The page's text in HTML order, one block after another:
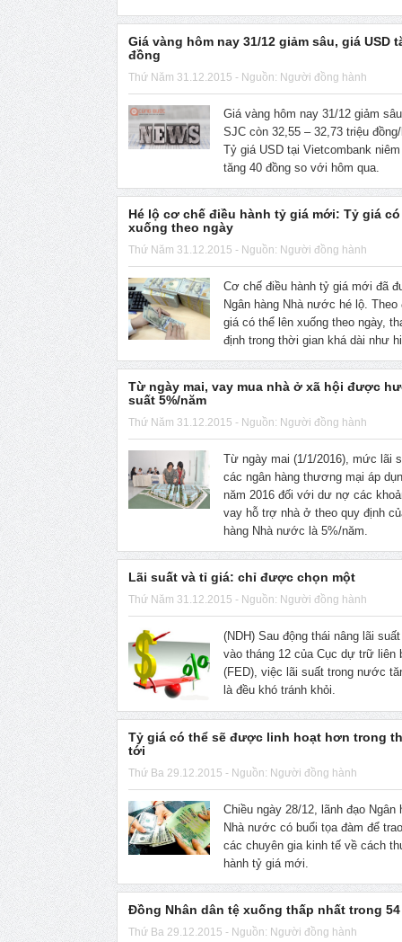
Giá vàng hôm nay 31/12 giảm sâu, giá USD
đồng
Thứ Năm 31.12.2015 - Nguồn: Người đồng hành
Giá vàng hôm nay 31/12 giảm
SJC còn 32,55 – 32,73 triệu
Tỷ giá USD tại Vietcombank
tăng 40 đồng so với hôm qua.
Hé lộ cơ chế điều hành tỷ giá mới: Tỷ giá
xuống theo ngày
Thứ Năm 31.12.2015 - Nguồn: Người đồng hành
Cơ chế điều hành tỷ giá mới đã
Ngân hàng Nhà nước hé lộ. Theo
giá có thể lên xuống theo ngày,
định trong thời gian khá dài như
Từ ngày mai, vay mua nhà ở xã hội được
suất 5%/năm
Thứ Năm 31.12.2015 - Nguồn: Người đồng hành
Từ ngày mai (1/1/2016), mức lãi
các ngân hàng thương mại áp
năm 2016 đối với dư nợ các
vay hỗ trợ nhà ở theo quy định
hàng Nhà nước là 5%/năm.
Lãi suất và tỉ giá: chỉ được chọn một
Thứ Năm 31.12.2015 - Nguồn: Người đồng hành
(NDH) Sau động thái nâng lãi
vào tháng 12 của Cục dự trữ liên
(FED), việc lãi suất trong nước
là đều khó tránh khỏi.
Tỷ giá có thể sẽ được linh hoạt hơn trong
tới
Thứ Ba 29.12.2015 - Nguồn: Người đồng hành
Chiều ngày 28/12, lãnh đạo Ngân
Nhà nước có buổi tọa đàm để
các chuyên gia kinh tế về cách
hành tỷ giá mới.
Đồng Nhân dân tệ xuống thấp nhất trong
Thứ Ba 29.12.2015 - Nguồn: Người đồng hành